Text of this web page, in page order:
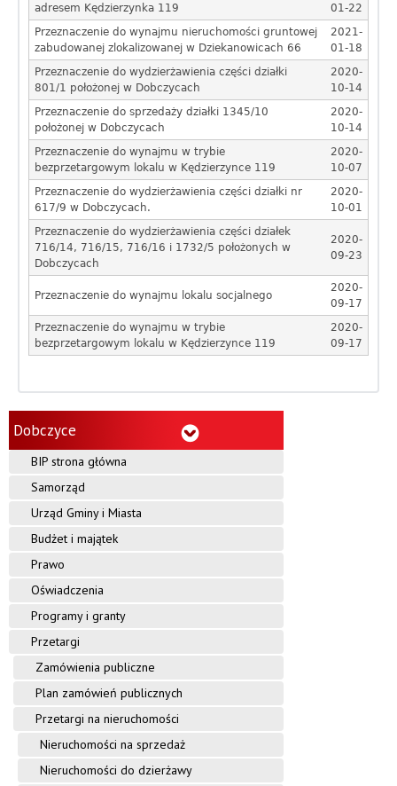
y
c
e
adresem Kędzierzynka 119
01-22
Przeznaczenie do wynajmu nieruchomości gruntowej
zabudowanej zlokalizowanej w Dziekanowicach 66
2021-
01-18
Przeznaczenie do wydzierżawienia części działki
801/1 położonej w Dobczycach
2020-
10-14
Przeznaczenie do sprzedaży działki 1345/10
położonej w Dobczycach
2020-
10-14
Przeznaczenie do wynajmu w trybie
bezprzetargowym lokalu w Kędzierzynce 119
2020-
10-07
Przeznaczenie do wydzierżawienia części działki nr
617/9 w Dobczycach.
2020-
10-01
Przeznaczenie do wydzierżawienia części działek
716/14, 716/15, 716/16 i 1732/5 położonych w
Dobczycach
2020-
09-23
Przeznaczenie do wynajmu lokalu socjalnego
2020-
09-17
Przeznaczenie do wynajmu w trybie
bezprzetargowym lokalu w Kędzierzynce 119
2020-
09-17
Dobczyce
BIP strona główna
Samorząd
Urząd Gminy i Miasta
Budżet i majątek
Prawo
Oświadczenia
Programy i granty
Przetargi
Zamówienia publiczne
Plan zamówień publicznych
Przetargi na nieruchomości
Nieruchomości na sprzedaż
Nieruchomości do dzierżawy